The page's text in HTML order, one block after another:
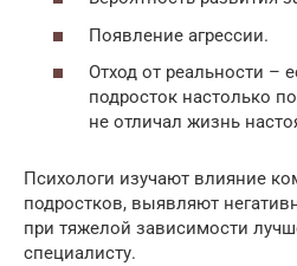
Появление агрессии.
Отход от реальности –
подросток настолько
не отличал жизнь
Психологи изучают влияние
подростков, выявляют
при тяжелой зависимости
специалисту.